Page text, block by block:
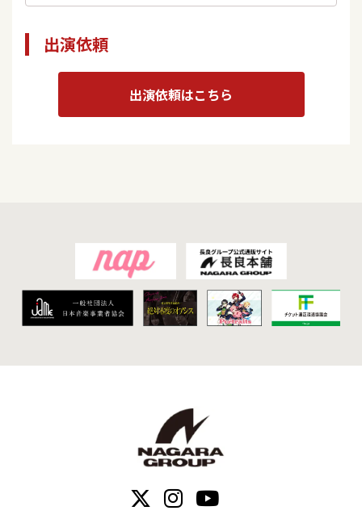
出演依頼
出演依頼はこちら